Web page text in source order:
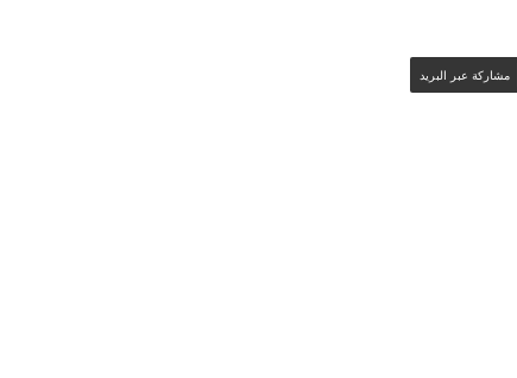
مشاركة عبر البريد